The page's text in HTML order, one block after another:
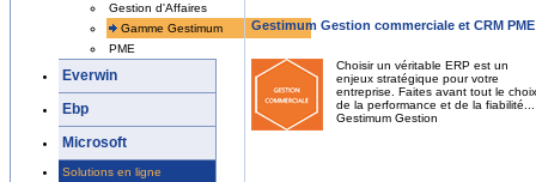
Gestion d'Affaires
Gamme Gestimum
PME
Everwin
Ebp
Microsoft
Solutions en ligne
Gestimum Gestion commerciale et CRM PME
Choisir un véritable ERP est un
enjeux stratégique pour votre
entreprise. Faites avant tout le choix
de la performance et de la fiabilité...
Gestimum Gestion